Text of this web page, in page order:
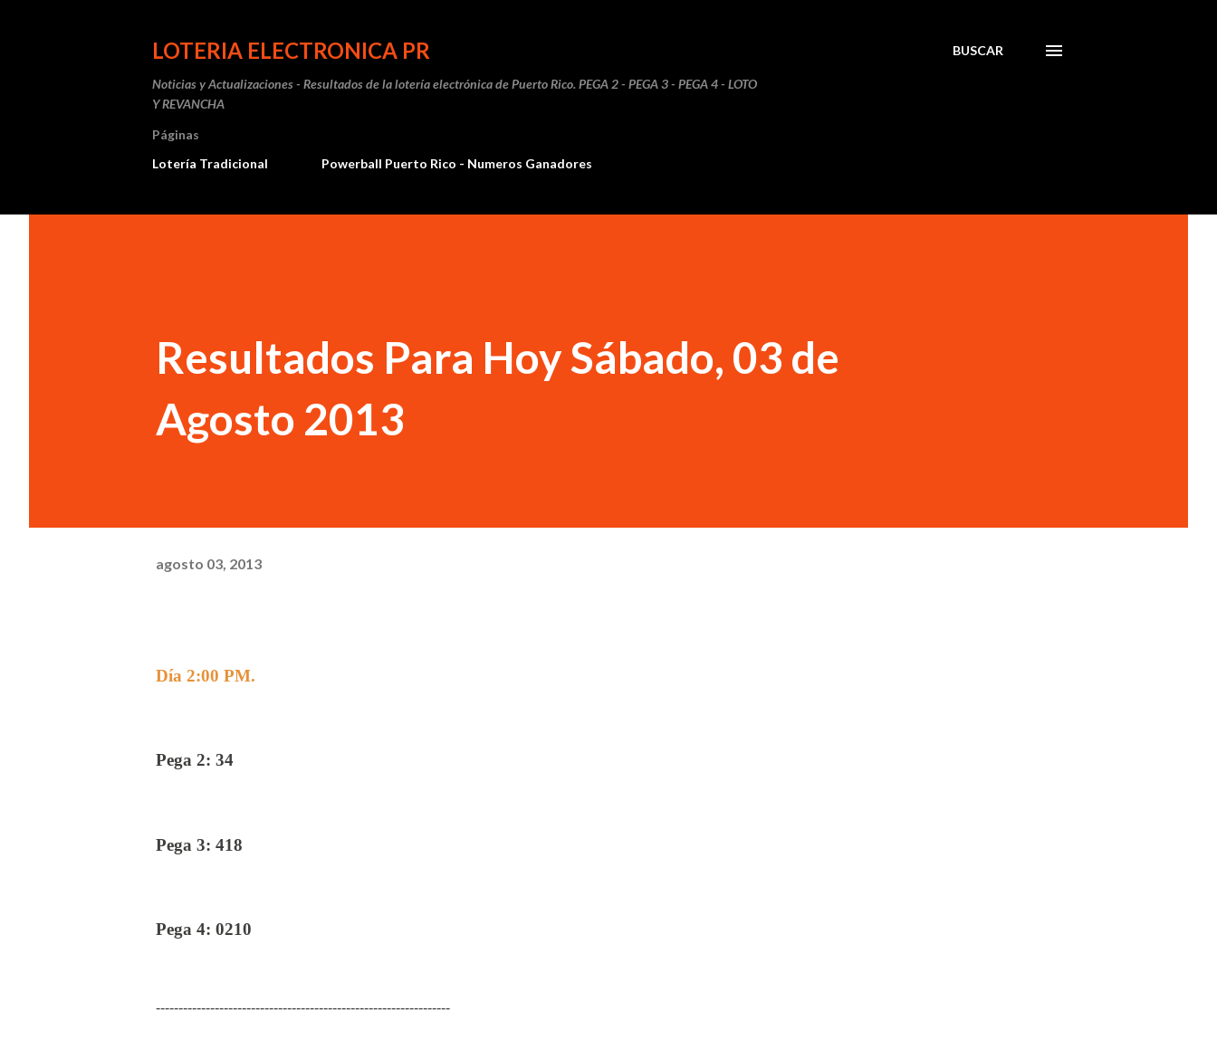
LOTERIA ELECTRONICA PR
Noticias y Actualizaciones - Resultados de la lotería electrónica de Puerto Rico. PEGA 2 - PEGA 3 - PEGA 4 - LOTO
Y REVANCHA
BUSCAR
Páginas
Lotería Tradicional
Powerball Puerto Rico - Numeros Ganadores
Resultados Para Hoy Sábado, 03 de
Agosto 2013
agosto 03, 2013
Día 2:00 PM.
Pega 2: 34
Pega 3: 418
Pega 4: 0210
-----------------------------------------------------------------